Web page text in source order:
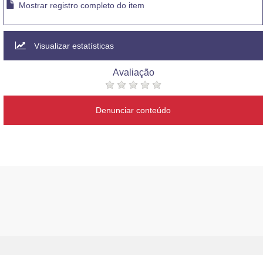
Mostrar registro completo do item
Visualizar estatísticas
Avaliação
Denunciar conteúdo